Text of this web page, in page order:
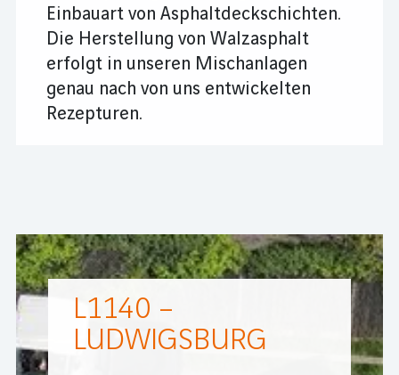
Einbauart von Asphaltdeckschichten.
Die Herstellung von Walzasphalt
erfolgt in unseren Mischanlagen
genau nach von uns entwickelten
Rezepturen.
L1140 –
LUDWIGSBURG